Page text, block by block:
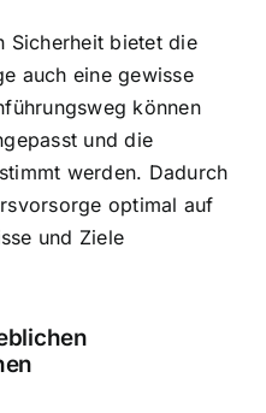
Sicherheit bietet die
auch eine gewisse
können
und die
werden. Dadurch
optimal auf
und Ziele